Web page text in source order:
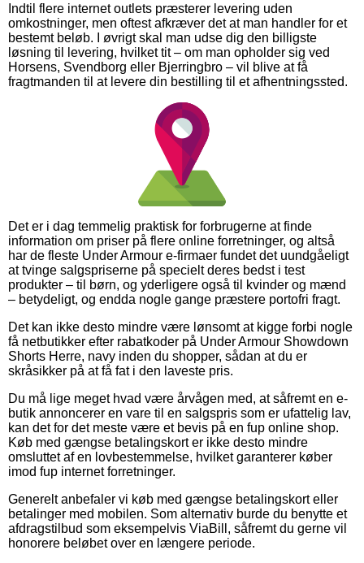
Indtil flere internet outlets præsterer levering uden
omkostninger, men oftest afkræver det at man handler for et
bestemt beløb. I øvrigt skal man udse dig den billigste
løsning til levering, hvilket tit – om man opholder sig ved
Horsens, Svendborg eller Bjerringbro – vil blive at få
fragtmanden til at levere din bestilling til et afhentningssted.
Det er i dag temmelig praktisk for forbrugerne at finde
information om priser på flere online forretninger, og altså
har de fleste Under Armour e-firmaer fundet det uundgåeligt
at tvinge salgspriserne på specielt deres bedst i test
produkter – til børn, og yderligere også til kvinder og mænd
– betydeligt, og endda nogle gange præstere portofri fragt.
Det kan ikke desto mindre være lønsomt at kigge forbi nogle
få netbutikker efter rabatkoder på Under Armour Showdown
Shorts Herre, navy inden du shopper, sådan at du er
skråsikker på at få fat i den laveste pris.
Du må lige meget hvad være årvågen med, at såfremt en e-
butik annoncerer en vare til en salgspris som er ufattelig lav,
kan det for det meste være et bevis på en fup online shop.
Køb med gængse betalingskort er ikke desto mindre
omsluttet af en lovbestemmelse, hvilket garanterer køber
imod fup internet forretninger.
Generelt anbefaler vi køb med gængse betalingskort eller
betalinger med mobilen. Som alternativ burde du benytte et
afdragstilbud som eksempelvis ViaBill, såfremt du gerne vil
honorere beløbet over en længere periode.